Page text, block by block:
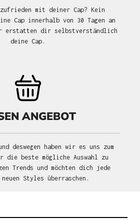
mit deiner Cap? Kein
Cap innerhalb von 30 Tagen an
erstatten dir selbstverständlich
deine Cap.
ANGEBOT
deswegen haben wir es uns zum
beste mögliche Auswahl zu
Trends und möchten dich jede
neuen Styles überraschen.